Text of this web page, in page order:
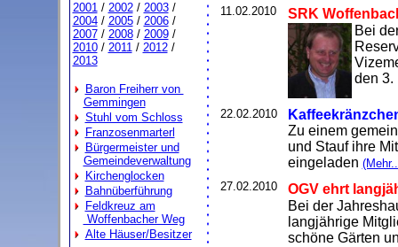
2001/ 2002/ 2003/
2004/ 2005/ 2006/
2007/ 2008/ 2009/
2010/ 2011/ 2012/
2013
Baron Freiherr von
Gemmingen
Stuhl vom Schloss
Franzosenmarterl
Bürgermeister und
Gemeindeverwaltung
Kirchenglocken
Bahnüberführung
Feldkreuz am
Woffenbacher Weg
Alte Häuser/Besitzer
11.02.2010
SRK
Bei
den 3.
22.02.2010
Zu einem
und Stauf ihre
eingeladen
27.02.2010
OGV ehrt
Bei der
langjährige
schöne Gärten